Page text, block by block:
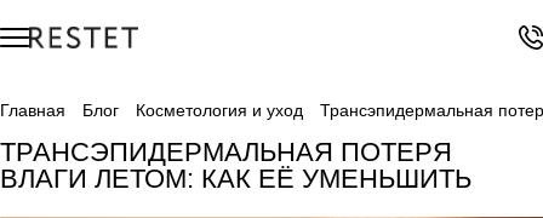
Главная Блог Косметология и уход Трансэпидермальная
ТРАНСЭПИДЕРМАЛЬНАЯ ПОТЕРЯ
ВЛАГИ ЛЕТОМ: КАК ЕЁ УМЕНЬШИТЬ